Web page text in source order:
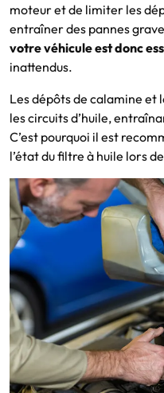
moteur et de limiter les
entraîner des pannes
votre véhicule est donc
inattendus.
Les dépôts de calamine et
les circuits d’huile,
C’est pourquoi il est
l’état du filtre à huile lors